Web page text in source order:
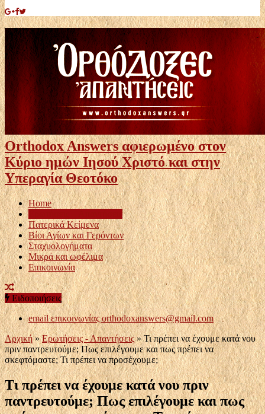
Orthodox Answers αφιερωμένο στον
Κύριο ημών Ιησού Χριστό και στην
Υπεραγία Θεοτόκο
Home
Πατερικά Κείμενα
Βίοι Αγίων και Γερόντων
Σταχυολογήματα
Μικρά και ωφέλιμα
Επικοινωνία
Ειδοποιήσεις
email επικοινωνίαςorthodoxanswers@gmail.com
Αρχική » Ερωτήσεις - Απαντήσεις » Τι πρέπει να έχουμε κατά νου
πριν παντρευτούμε; Πως επιλέγουμε και πως πρέπει να
σκεφτόμαστε; Τι πρέπει να προσέχουμε;
Τι πρέπει να έχουμε κατά νου πριν
παντρευτούμε; Πως επιλέγουμε και πως